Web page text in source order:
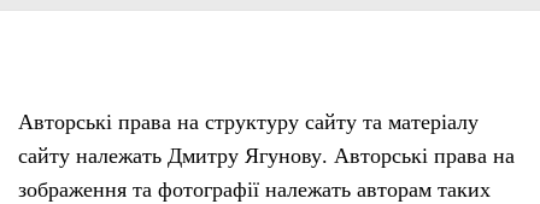
Авторські права на структуру сайту та матеріалу
сайту належать Дмитру Ягунову. Авторські права на
зображення та фотографії належать авторам таких